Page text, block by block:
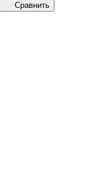
Сравнить